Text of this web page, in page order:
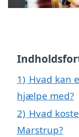
1) Hvad kan
hjælpe med?
2) Hvad
Marstrup?